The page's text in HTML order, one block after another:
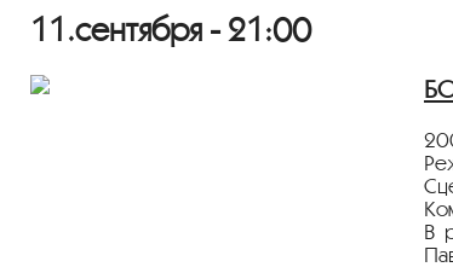
11.сентября - 21:00
В